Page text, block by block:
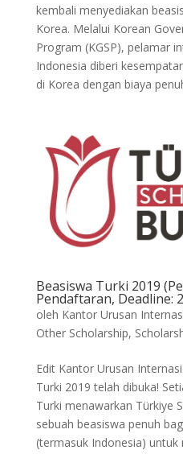
kembali menyediakan
Korea. Melalui Korean
Program (KGSP), pelamar
Indonesia diberi
di Korea dengan biaya
Beasiswa Turki 2019
Pendaftaran, Deadline:
oleh Kantor Urusan
Other Scholarship,
Edit Kantor Urusan
Turki 2019 telah dibuka!
Turki menawarkan Türkiye
sebuah beasiswa penuh
(termasuk Indonesia) untuk